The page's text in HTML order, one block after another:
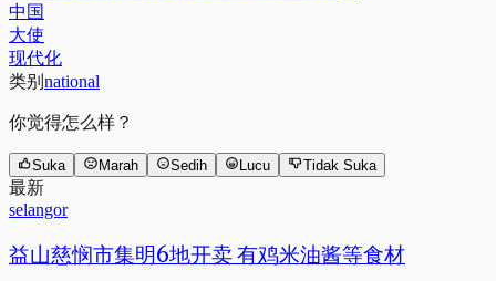
中国
大使
现代化
类别 national
你觉得怎么样？
Suka Marah Sedih Lucu Tidak Suka
最新
selangor
益山慈悯市集明6地开卖 有鸡米油酱等食材